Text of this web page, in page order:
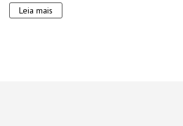
Leia mais